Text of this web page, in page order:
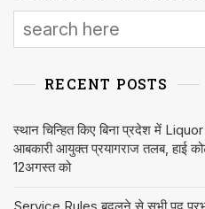
RECENT POSTS
स्थान चिन्हित किए बिना प्रदेश में
आबकारी आयुक्त प्रयागराज तलब, हाई
12अगस्त को